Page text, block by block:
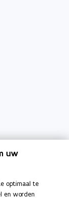
uw
optimaal te
en worden